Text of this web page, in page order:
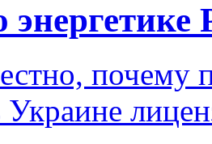
энергетике